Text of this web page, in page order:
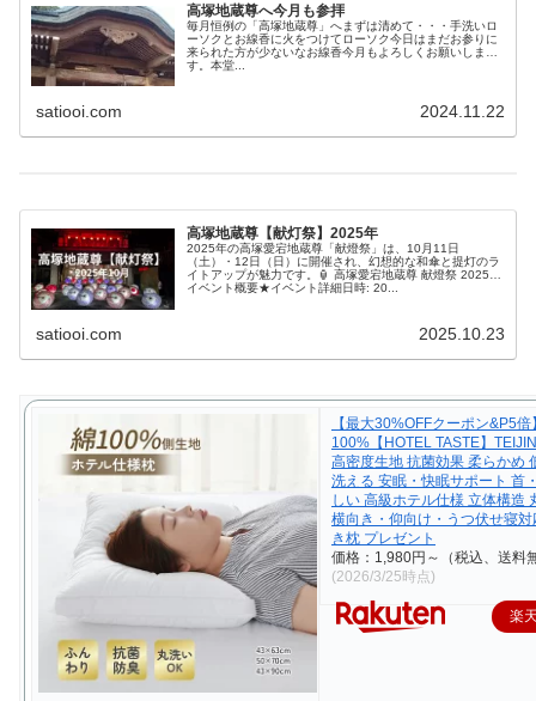
高塚地蔵尊へ今月も参拝
毎月恒例の「高塚地蔵尊」へまずは清めて・・・手洗いロ
ーソクとお線香に火をつけてローソク今日はまだお参りに
来られた方が少ないなお線香今月もよろしくお願いしま
す。本堂...
satiooi.com 2024.11.22
高塚地蔵尊【献灯祭】2025年
2025年の高塚愛宕地蔵尊「献燈祭」は、10月11日
（土）・12日（日）に開催され、幻想的な和傘と提灯のラ
イトアップが魅力です。🏮 高塚愛宕地蔵尊 献燈祭 2025
イベント概要★イベント詳細​日時: 20...
satiooi.com 2025.10.23
【最大30%OFFクーポン&P5倍
100%【HOTEL TASTE】
高密度生地 抗菌効果 柔らかめ
洗える 安眠・快眠サポート 首
しい 高級ホテル仕様 立体構造
横向き・仰向け・うつ伏せ寝対
き枕 プレゼント
価格：1,980円～（税込、送料
(2026/3/25時点)
楽